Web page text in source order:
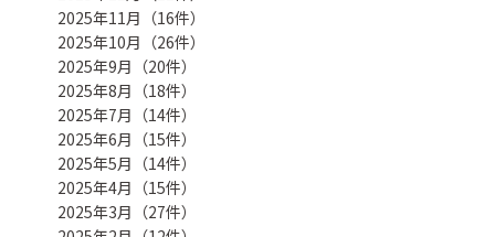
2025年11月（16件）
2025年10月（26件）
2025年9月（20件）
2025年8月（18件）
2025年7月（14件）
2025年6月（15件）
2025年5月（14件）
2025年4月（15件）
2025年3月（27件）